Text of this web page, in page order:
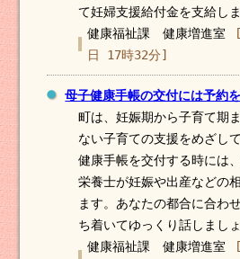
て妊婦支援給付金を支給しま
健康福祉課 健康増進室
日 17時32分]
母子健康手帳の交付には予約
町は、妊娠期から子育て期
ない子育ての支援をめざし
健康手帳を交付する時には
栄養士が妊娠や出産などの
ます。あなたの都合に合わ
ち着いてゆっくり話しましょ
健康福祉課 健康増進室